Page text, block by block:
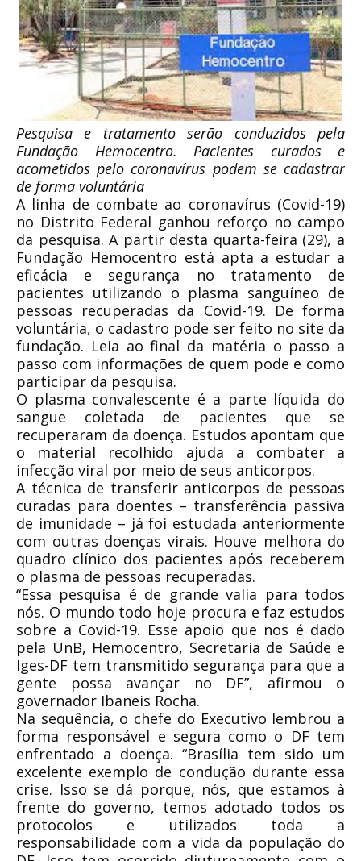
Pesquisa e tratamento serão conduzidos pela
Fundação Hemocentro. Pacientes curados e
acometidos pelo coronavírus podem se cadastrar
de forma voluntária
A linha de combate ao coronavírus (Covid-19)
no Distrito Federal ganhou reforço no campo
da pesquisa. A partir desta quarta-feira (29), a
Fundação Hemocentro está apta a estudar a
eficácia e segurança no tratamento de
pacientes utilizando o plasma sanguíneo de
pessoas recuperadas da Covid-19. De forma
voluntária, o cadastro pode ser feito no site da
fundação. Leia ao final da matéria o passo a
passo com informações de quem pode e como
participar da pesquisa.
O plasma convalescente é a parte líquida do
sangue coletada de pacientes que se
recuperaram da doença. Estudos apontam que
o material recolhido ajuda a combater a
infecção viral por meio de seus anticorpos.
A técnica de transferir anticorpos de pessoas
curadas para doentes – transferência passiva
de imunidade – já foi estudada anteriormente
com outras doenças virais. Houve melhora do
quadro clínico dos pacientes após receberem
o plasma de pessoas recuperadas.
“Essa pesquisa é de grande valia para todos
nós. O mundo todo hoje procura e faz estudos
sobre a Covid-19. Esse apoio que nos é dado
pela UnB, Hemocentro, Secretaria de Saúde e
Iges-DF tem transmitido segurança para que a
gente possa avançar no DF”, afirmou o
governador Ibaneis Rocha.
Na sequência, o chefe do Executivo lembrou a
forma responsável e segura como o DF tem
enfrentado a doença. “Brasília tem sido um
excelente exemplo de condução durante essa
crise. Isso se dá porque, nós, que estamos à
frente do governo, temos adotado todos os
protocolos e utilizados toda a
responsabilidade com a vida da população do